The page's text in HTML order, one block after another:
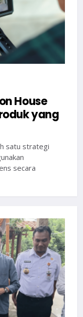
House
yang
satu strategi
secara